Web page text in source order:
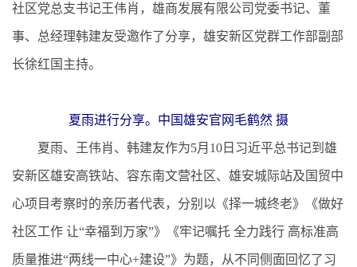
社区党总支书记王伟肖，雄商发展有限公司党委书记、董
事、总经理韩建友受邀作了分享，雄安新区党群工作部副部
长徐红国主持。
夏雨进行分享。中国雄安官网毛鹤然 摄
夏雨、王伟肖、韩建友作为5月10日习近平总书记到雄
安新区雄安高铁站、容东南文营社区、雄安城际站及国贸中
心项目考察时的亲历者代表，分别以《择一城终老》《做好
社区工作 让“幸福到万家”》《牢记嘱托 全力践行 高标准高
质量推进“两线一中心+建设”》为题，从不同侧面回忆了习